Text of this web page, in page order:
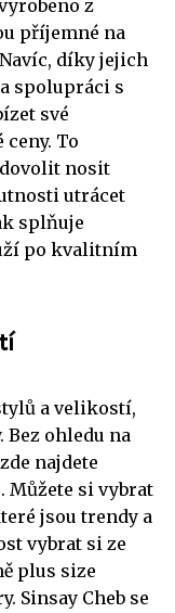
z
příjemné na
díky jejich
spolupráci s
své
To
dovolit nosit
utrácet
splňuje
po kvalitním
a velikostí,
Bez ohledu na
najdete
Můžete si vybrat
jsou trendy a
vybrat si ze
plus size
Sinsay Cheb se